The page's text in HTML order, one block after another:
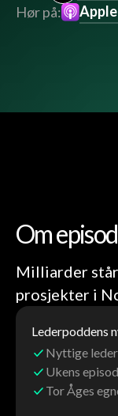
Hør på:
Om
Milliarder
prosjekter i
Lederpoddens
Nyttige
Ukens
Tor Åges